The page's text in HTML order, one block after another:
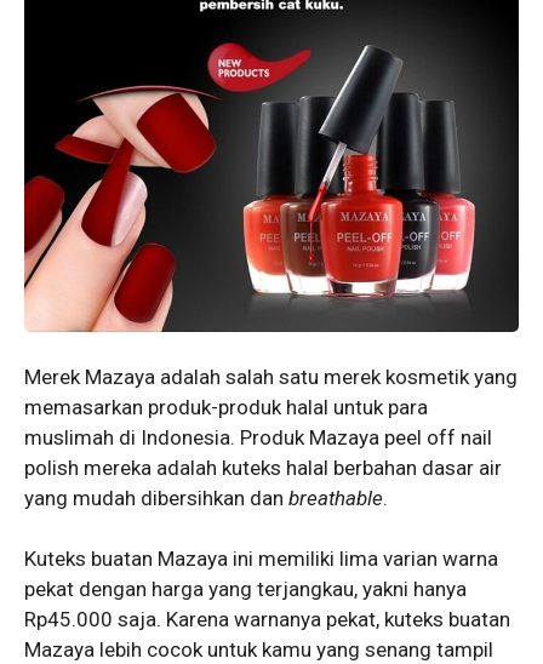
Merek Mazaya adalah salah satu merek kosmetik yang
memasarkan produk-produk halal untuk para
muslimah di Indonesia. Produk Mazaya peel off nail
polish mereka adalah kuteks halal berbahan dasar air
yang mudah dibersihkan dan breathable.
Kuteks buatan Mazaya ini memiliki lima varian warna
pekat dengan harga yang terjangkau, yakni hanya
Rp45.000 saja. Karena warnanya pekat, kuteks buatan
Mazaya lebih cocok untuk kamu yang senang tampil